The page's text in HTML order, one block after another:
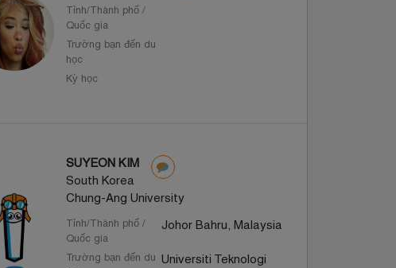
Tỉnh/Thành phố /
Quốc gia
Trường bạn đến du
học
Kỳ học
SUYEON KIM
South Korea
Chung-Ang University
Tỉnh/Thành phố /
Quốc gia
Johor Bahru, Malaysia
Trường bạn đến du
Universiti Teknologi